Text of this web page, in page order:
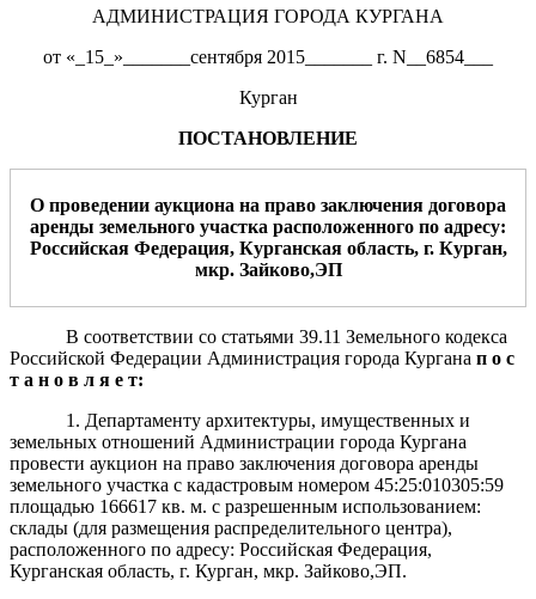
АДМИНИСТРАЦИЯ ГОРОДА КУРГАНА
от «_15_»_______сентября 2015_______ г. N__6854___
Курган
ПОСТАНОВЛЕНИЕ
О проведении аукциона на право заключения договора
аренды земельного участка расположенного по адресу:
Российская Федерация, Курганская область, г. Курган,
мкр. Зайково,ЭП
В соответствии со статьями 39.11 Земельного кодекса
Российской Федерации Администрация города Кургана п о с
т а н о в л я е т:
1. Департаменту архитектуры, имущественных и
земельных отношений Администрации города Кургана
провести аукцион на право заключения договора аренды
земельного участка с кадастровым номером 45:25:010305:59
площадью 166617 кв. м. с разрешенным использованием:
склады (для размещения распределительного центра),
расположенного по адресу: Российская Федерация,
Курганская область, г. Курган, мкр. Зайково,ЭП.